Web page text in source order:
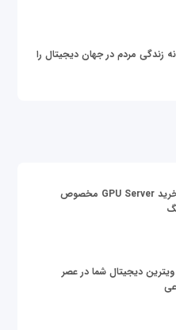
مردم در جهان دیجیتال را
قیمت سرور گرافیکی | خرید GPU Server مخصوص
دیجیتال شما در عصر